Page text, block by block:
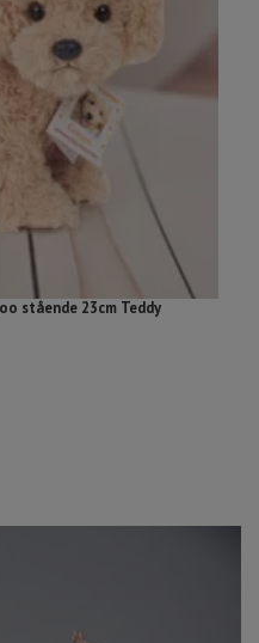
stående 23cm Teddy